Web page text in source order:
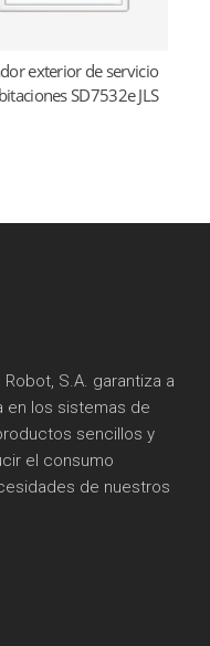
Read more
exterior de servicio
SD7532e JLS
S.A. garantiza a
en los sistemas de
sencillos y
el consumo
de nuestros